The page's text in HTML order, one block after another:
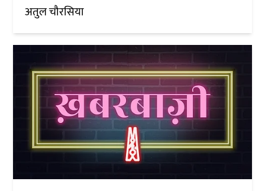
अतुल चौरसिया